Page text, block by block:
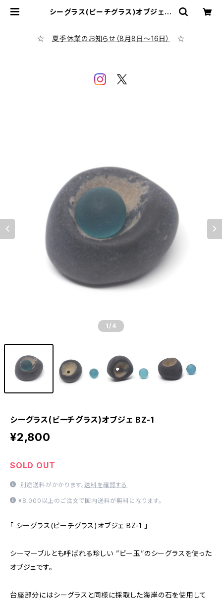
シーグラス(ビーチグラス)オブジェ B
☆ 夏季休業のお知らせ（8月8日～16日） ☆
1 /4
シーグラス(ビーチグラス)オブジェ BZ-1
¥2,800
SOLD OUT
別途送料がかかります。送料を確認する
¥8,000以上のご注文で国内送料が無料になります。
「 シーグラス(ビーチグラス)オブジェ BZ-1 」
シーマーブルとも呼ばれる珍しい ”ビー玉”のシーグラスを使った
オブジェです。
台座部分にはシーグラスと同様に採取した海岸の石を使用して